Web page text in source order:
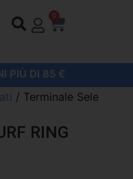
0
PIÙ DI 85 €
/ Terminale Sele
RING